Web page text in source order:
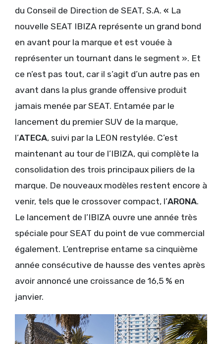
du Conseil de Direction de SEAT, S.A. « La
nouvelle SEAT IBIZA représente un grand bond
en avant pour la marque et est vouée à
représenter un tournant dans le segment ». Et
ce n’est pas tout, car il s’agit d’un autre pas en
avant dans la plus grande offensive produit
jamais menée par SEAT. Entamée par le
lancement du premier SUV de la marque,
l’ATECA, suivi par la LEON restylée. C’est
maintenant au tour de l’IBIZA, qui complète la
consolidation des trois principaux piliers de la
marque. De nouveaux modèles restent encore à
venir, tels que le crossover compact, l’ARONA.
Le lancement de l’IBIZA ouvre une année très
spéciale pour SEAT du point de vue commercial
également. L’entreprise entame sa cinquième
année consécutive de hausse des ventes après
avoir annoncé une croissance de 16,5 % en
janvier.